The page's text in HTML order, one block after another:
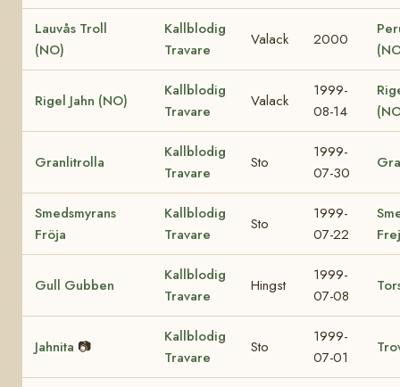
Lauvås Troll
(NO)
Kallblodig
Travare
Valack 2000
Rigel Jahn (NO)
Kallblodig
Travare
Valack
1999-
08-14
Granlitrolla
Kallblodig
Travare
Sto
1999-
07-30
Smedsmyrans
Fröja
Kallblodig
Travare
Sto
1999-
07-22
Gull Gubben
Kallblodig
Travare
Hingst
1999-
07-08
Jahnita 📷
Kallblodig
Travare
Sto
1999-
07-01